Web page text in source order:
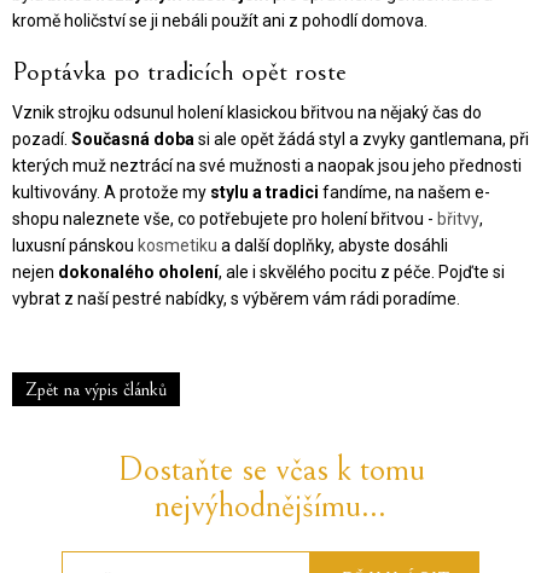
kromě holičství se ji nebáli použít ani z pohodlí domova.
Poptávka po tradicích opět roste
Vznik strojku odsunul holení klasickou břitvou na nějaký čas do
pozadí. Současná doba si ale opět žádá styl a zvyky gantlemana, při
kterých muž neztrácí na své mužnosti a naopak jsou jeho přednosti
kultivovány. A protože my stylu a tradici fandíme, na našem e-
shopu naleznete vše, co potřebujete pro holení břitvou - břitvy,
luxusní pánskou kosmetiku a další doplňky, abyste dosáhli
nejen dokonalého oholení, ale i skvělého pocitu z péče. Pojďte si
vybrat z naší pestré nabídky, s výběrem vám rádi poradíme.
Zpět na výpis článků
Dostaňte se včas k tomu
nejvýhodnějšímu...